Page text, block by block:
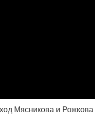
Мясникова и Рожкова